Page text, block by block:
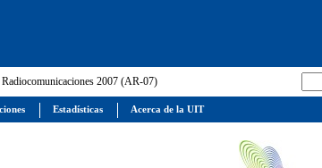
2007 (AR-07)
Estadísticas Acerca de la UIT